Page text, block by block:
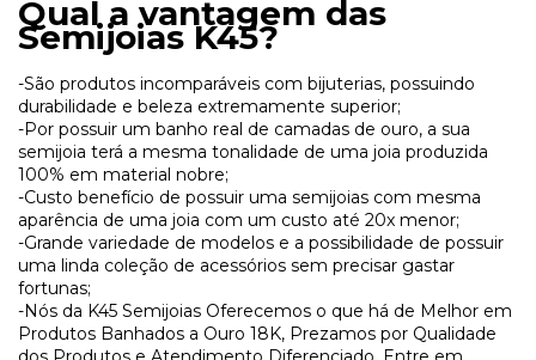
Qual a vantagem das
Semijoias K45?
-São produtos incomparáveis com bijuterias, possuindo
durabilidade e beleza extremamente superior;
-Por possuir um banho real de camadas de ouro, a sua
semijoia terá a mesma tonalidade de uma joia produzida
100% em material nobre;
-Custo benefício de possuir uma semijoias com mesma
aparência de uma joia com um custo até 20x menor;
-Grande variedade de modelos e a possibilidade de possuir
uma linda coleção de acessórios sem precisar gastar
fortunas;
-Nós da K45 Semijoias Oferecemos o que há de Melhor em
Produtos Banhados a Ouro 18K, Prezamos por Qualidade